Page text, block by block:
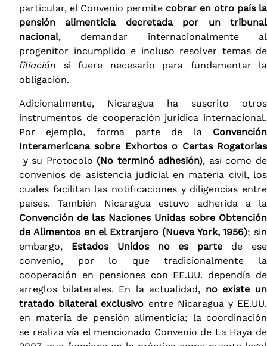
particular, el Convenio permite cobrar en otro país la
pensión alimenticia decretada por un tribunal
nacional, demandar internacionalmente al
progenitor incumplido e incluso resolver temas de
filiación si fuere necesario para fundamentar la
obligación​.
Adicionalmente, Nicaragua ha suscrito otros
instrumentos de cooperación jurídica internacional.
Por ejemplo, forma parte de la Convención
Interamericana sobre Exhortos o Cartas Rogatorias
y su Protocolo (No terminó adhesión), así como de
convenios de asistencia judicial en materia civil, los
cuales facilitan las notificaciones y diligencias entre
países. También Nicaragua estuvo adherida a la
Convención de las Naciones Unidas sobre Obtención
de Alimentos en el Extranjero (Nueva York, 1956); sin
embargo, Estados Unidos no es parte de ese
convenio, por lo que tradicionalmente la
cooperación en pensiones con EE.UU. dependía de
arreglos bilaterales. En la actualidad, no existe un
tratado bilateral exclusivo entre Nicaragua y EE.UU.
en materia de pensión alimenticia; la coordinación
se realiza vía el mencionado Convenio de La Haya de